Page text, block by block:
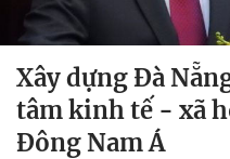
Xây dựng Đà
tâm kinh tế - xã
Đông Nam Á